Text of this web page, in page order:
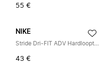
55 €
NIKE
Stride Dri-FIT ADV Hardlooptanktop
43 €